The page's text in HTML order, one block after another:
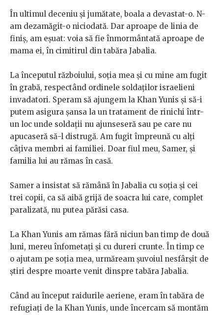
În ultimul deceniu și jumătate, boala a devastat-o. N-
am dezamăgit-o niciodată. Dar aproape de linia de
finiș, am eșuat: voia să fie înmormântată aproape de
mama ei, în cimitirul din tabăra Jabalia.
La începutul războiului, soția mea și cu mine am fugit
în grabă, respectând ordinele soldaților israelieni
invadatori. Speram să ajungem la Khan Yunis și să-i
putem asigura șansa la un tratament de rinichi într-
un loc unde soldații nu ajunseseră sau pe care nu
apucaseră să-l distrugă. Am fugit împreună cu alți
câțiva membri ai familiei. Doar fiul meu, Samer, și
familia lui au rămas în casă.
Samer a insistat să rămână în Jabalia cu soția și cei
trei copii, ca să aibă grijă de soacra lui care, complet
paralizată, nu putea părăsi casa.
La Khan Yunis am rămas fără niciun ban timp de două
luni, mereu înfometați și cu dureri crunte. În timp ce
o ajutam pe soția mea, urmăream șuvoiul nesfârșit de
știri despre moarte venit dinspre tabăra Jabalia.
Când au început raidurile aeriene, eram în tabăra de
refugiați de la Khan Yunis, unde încercam să montăm